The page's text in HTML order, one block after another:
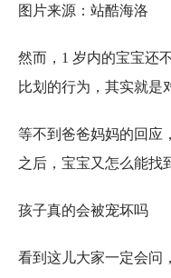
图片来源：站酷海洛
然而，1 岁内的宝宝还
比划的行为，其实就是
等不到爸爸妈妈的回应
之后，宝宝又怎么能找
孩子真的会被宠坏吗
看到这儿大家一定会问